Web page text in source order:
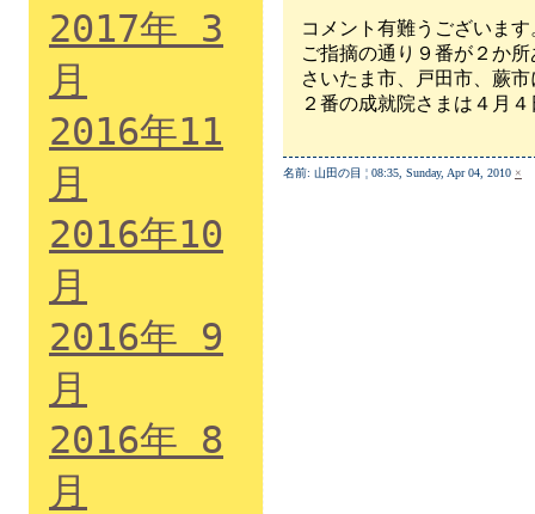
2017年 3
月
2016年11
月
2016年10
月
2016年 9
月
2016年 8
月
コメント有難うございます
ご指摘の通り９番が２か
さいたま市、戸田市、蕨
２番の成就院さまは４月
名前: 山田の目 ¦ 08:35, Sunday, Apr 04, 2010 ×